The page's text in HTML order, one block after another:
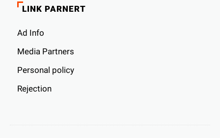
LINK PARNERT
Ad Info
Media Partners
Personal policy
Rejection